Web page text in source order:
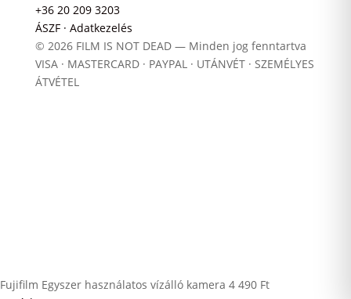
+36 20 209 3203
ÁSZF · Adatkezelés
© 2026 FILM IS NOT DEAD — Minden jog fenntartva
VISA · MASTERCARD · PAYPAL · UTÁNVÉT · SZEMÉLYES
ÁTVÉTEL
Fujifilm Egyszer használatos vízálló kamera 4 490 Ft